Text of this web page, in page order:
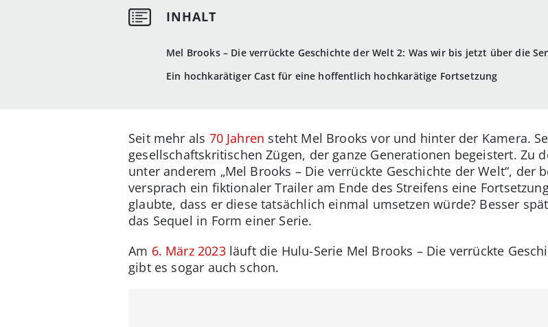
Mel Brooks – Die verrückte Geschichte der Welt 2: Was wir bis jetzt über die
Ein hochkarätiger Cast für eine hoffentlich hochkarätige Fortsetzung
Seit mehr als 70 Jahren steht Mel Brooks vor und hinter der Kamera.
gesellschaftskritischen Zügen, der ganze Generationen begeistert. Zu
unter anderem „Mel Brooks – Die verrückte Geschichte der Welt“, der
versprach ein fiktionaler Trailer am Ende des Streifens eine
glaubte, dass er diese tatsächlich einmal umsetzen würde? Besser
das Sequel in Form einer Serie.
Am 6. März 2023läuft die Hulu-Serie Mel Brooks – Die verrückte
gibt es sogar auch schon.